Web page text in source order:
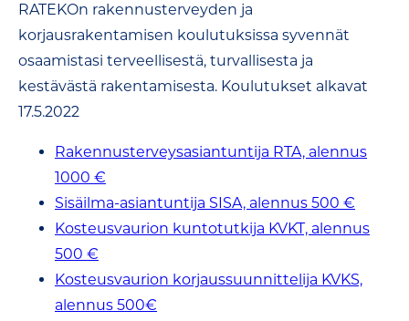
RATEKOn rakennusterveyden ja
korjausrakentamisen koulutuksissa syvennät
osaamistasi terveellisestä, turvallisesta ja
kestävästä rakentamisesta. Koulutukset alkavat
17.5.2022
Rakennusterveysasiantuntija RTA, alennus
1000 €
Sisäilma-asiantuntija SISA, alennus 500 €
Kosteusvaurion kuntotutkija KVKT, alennus
500 €
Kosteusvaurion korjaussuunnittelija KVKS,
alennus 500€